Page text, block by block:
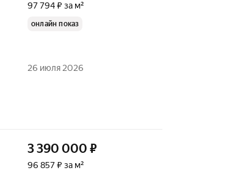
97 794 ₽ за м²
онлайн показ
26 июля 2026
3 390 000 ₽
96 857 ₽ за м²